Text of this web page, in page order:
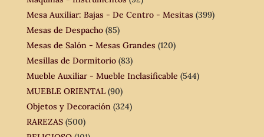
Mesa Auxiliar: Bajas - De Centro - Mesitas (399)
Mesas de Despacho (85)
Mesas de Salón - Mesas Grandes (120)
Mesillas de Dormitorio (83)
Mueble Auxiliar - Mueble Inclasificable (544)
MUEBLE ORIENTAL (90)
Objetos y Decoración (324)
RAREZAS (500)